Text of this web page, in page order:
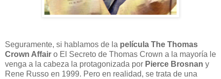
Seguramente, si hablamos de la película The Thomas
Crown Affair o El Secreto de Thomas Crown a la mayoría le
venga a la cabeza la protagonizada por Pierce Brosnan y
Rene Russo en 1999. Pero en realidad, se trata de una